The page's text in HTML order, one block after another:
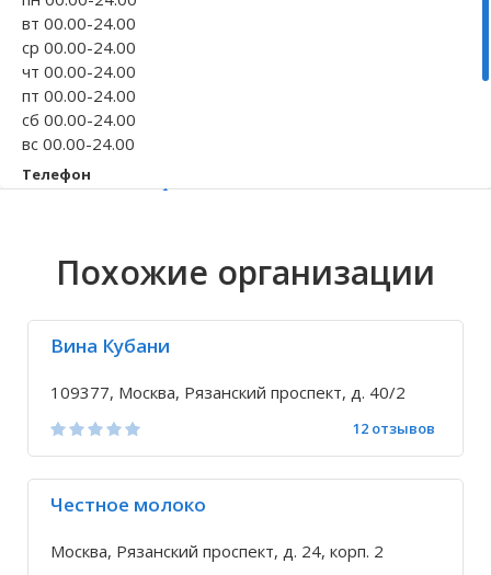
Волгоградская область
Кировоградская область
Восточно-Казахстанская область
вт 00.00-24.00
ср 00.00-24.00
чт 00.00-24.00
пт 00.00-24.00
сб 00.00-24.00
вс 00.00-24.00
Телефон
Похожие организации
Вина Кубани
109377, Москва, Рязанский проспект, д. 40/2
12 отзывов
Честное молоко
Москва, Рязанский проспект, д. 24, корп. 2